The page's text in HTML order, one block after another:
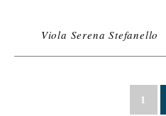
Viola Serena Stefanello
1